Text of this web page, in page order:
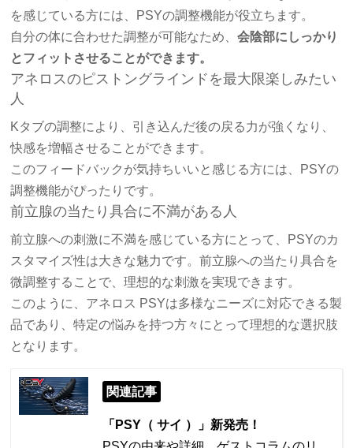
を感じている方には、PSYの調整機能が役立ちます。
自分の体に合わせた調整が可能なため、会陰部にしっかり
とフィットさせることができます。
アネロスのピストングラインドを最大限楽しみたい
人
Kタブの調整により、引き込んだ後の戻る力が強くなり、
快感を増幅させることができます。
このフィードバックが気持ちいいと感じる方には、PSYの
調整機能がぴったりです。
前立腺の当たり具合に不満がある人
前立腺への刺激に不満を感じている方にとって、PSYのカ
スタマイズ性は大きな魅力です。前立腺への当たり具合を
微調整することで、理想的な刺激を実現できます。
このように、アネロス PSYは多様なニーズに対応できる製
品であり、特定の悩みを持つ方々にとって理想的な選択肢
となります。
関連記事
「PSY（ サイ ）」新発売！